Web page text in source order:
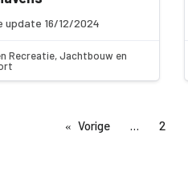
update 16/12/2024
Recreatie, Jachtbouw en
Vorige 2